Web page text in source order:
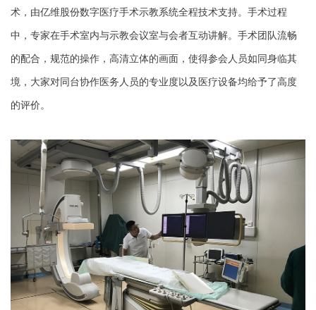
术，由亿维股份数字医疗手术示教系统全程技术支持。手术过程
中，专家在手术室内与示教会议室与会者互动讲解。手术团队流畅
的配合，规范的操作，高清立体的画面，使得参会人员如同身临其
境，大家对同台协作医务人员的专业度以及医疗设备均给予了高度
的评价。